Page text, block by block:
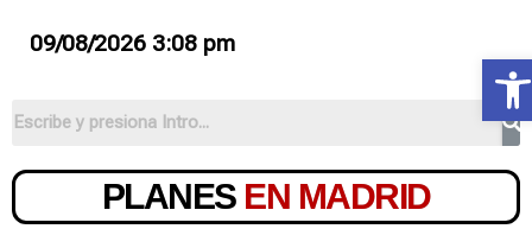
09/08/2026 3:08 pm
PLANES EN MADRID